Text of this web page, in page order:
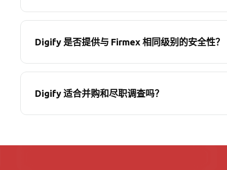
Digify 是否提供与 Firmex 相同级别的安全性？
Digify 适合并购和尽职调查吗？